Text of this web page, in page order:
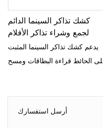
أرسل استفسارك
الأنيق المساحة مع توفير وظائف
قوية ، مما يجعلها حلاً مثاليًا لبيئات
السينما الحديثة
كشك تذاكر السينما الدائم
لجمع وشراء تذاكر الأفلام
يدعم كشك تذاكر السينما المثبت
على الحائط قراءة البطاقات ومسح